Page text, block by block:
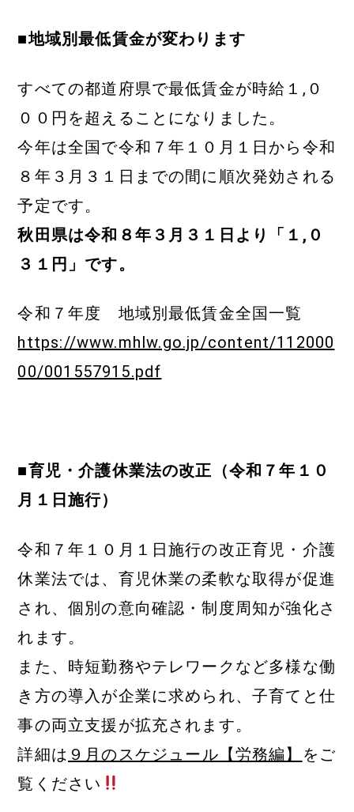
■地域別最低賃金が変わります
すべての都道府県で最低賃金が時給１,０
００円を超えることになりました。
今年は全国で令和７年１０月１日から令和
８年３月３１日までの間に順次発効される
予定です。
秋田県は令和８年３月３１日より「１,０
３１円」です。
令和７年度 地域別最低賃金全国一覧
https://www.mhlw.go.jp/content/112000
00/001557915.pdf
■育児・介護休業法の改正（令和７年１０
月１日施行）
令和７年１０月１日施行の改正育児・介護
休業法では、育児休業の柔軟な取得が促進
され、個別の意向確認・制度周知が強化さ
れます。
また、時短勤務やテレワークなど多様な働
き方の導入が企業に求められ、子育てと仕
事の両立支援が拡充されます。
詳細は ９月のスケジュール【労務編】 をご
覧ください